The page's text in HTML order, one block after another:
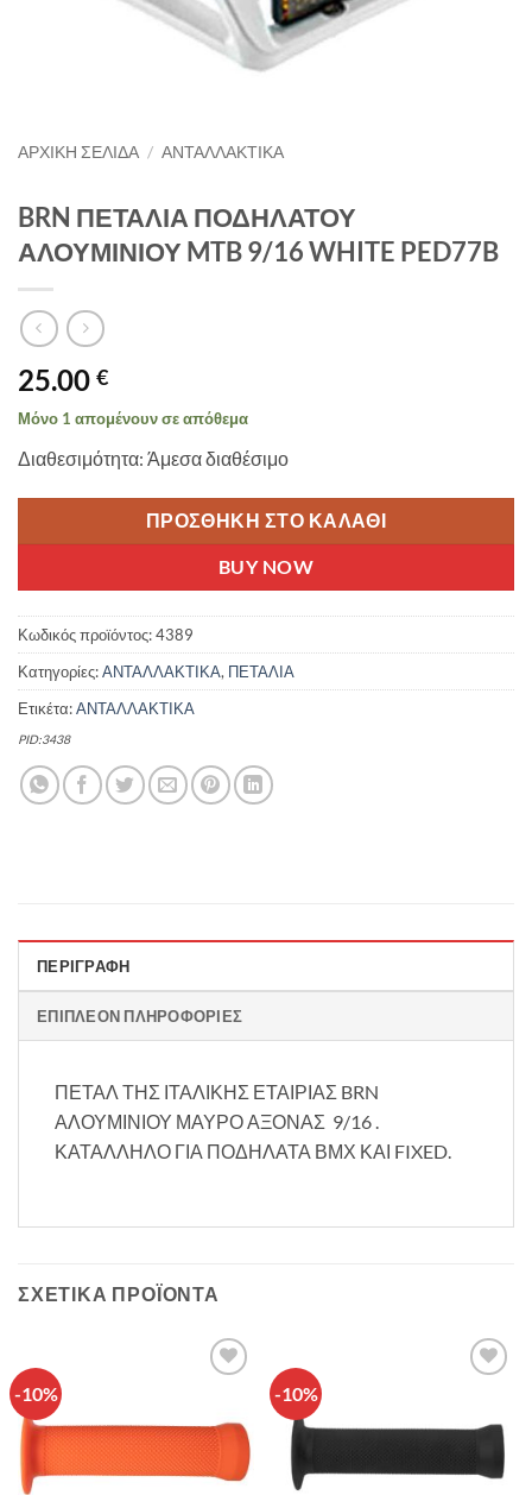
ΑΡΧΙΚΉ ΣΕΛΊΔΑ / ΑΝΤΑΛΛΑΚΤΙΚΑ
BRN ΠΕΤΑΛΙΑ ΠΟΔΗΛΑΤΟΥ
ΑΛΟΥΜΙΝΙΟΥ MTB 9/16 WHITE PED77B
25.00 €
Μόνο 1 απομένουν σε απόθεμα
Διαθεσιμότητα: Άμεσα διαθέσιμο
ΠΡΟΣΘΉΚΗ ΣΤΟ ΚΑΛΆΘΙ
BUY NOW
Κωδικός προϊόντος:4389
Κατηγορίες:ΑΝΤΑΛΛΑΚΤΙΚΑ, ΠΕΤΑΛΙΑ
Ετικέτα:ΑΝΤΑΛΛΑΚΤΙΚΑ
PID:3438
ΠΕΡΙΓΡΑΦΉ
ΕΠΙΠΛΈΟΝ ΠΛΗΡΟΦΟΡΊΕΣ
ΠΕΤΑΛ ΤΗΣ ΙΤΑΛΙΚΗΣ ΕΤΑΙΡΙΑΣ BRN
ΑΛΟΥΜΙΝΙΟΥ ΜΑΥΡΟ ΑΞΟΝΑΣ 9/16 .
ΚΑΤΑΛΛΗΛΟ ΓΙΑ ΠΟΔΗΛΑΤΑ ΒΜΧ ΚΑΙ FIXED.
ΣΧΕΤΙΚΆ ΠΡΟΪΌΝΤΑ
-10%
επιθυμιών
-10%
επιθυμιών